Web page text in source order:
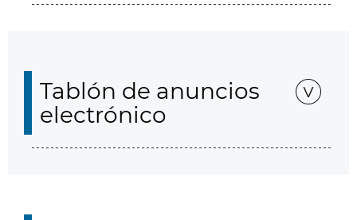
Tablón de anuncios
electrónico